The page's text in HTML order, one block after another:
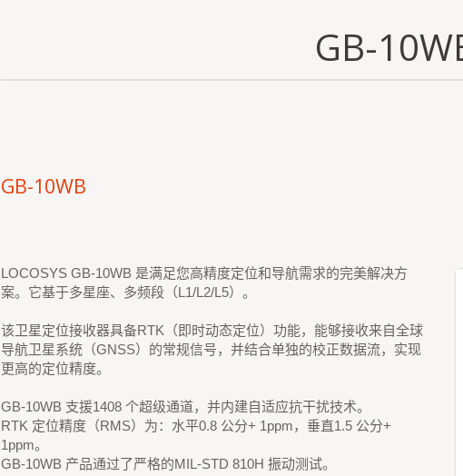
GB-
GB-10WB
LOCOSYS GB-10WB 是满足您高精度定位和导航需求的完美解决方
案。它基于多星座、多频段（L1/L2/L5）。
该卫星定位接收器具备RTK（即时动态定位）功能，能够接收来自全球
导航卫星系统（GNSS）的常规信号，并结合单独的校正数据流，实现
更高的定位精度。
GB-10WB 支援1408 个超级通道，并内建自适应抗干扰技术。
RTK 定位精度（RMS）为：水平0.8 公分+ 1ppm，垂直1.5 公分+
1ppm。
GB-10WB 产品通过了严格的MIL-STD 810H 振动测试。